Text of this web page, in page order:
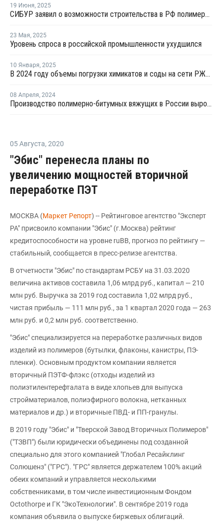
19 Июня, 2025
СИБУР заявил о возможности строительства в РФ полимерных частных домов
23 Мая, 2025
Уровень спроса в российской промышленности ухудшился
10 Января, 2025
В 2024 году объемы погрузки химикатов и соды на сети РЖД снизились на 2,6%
08 Апреля, 2024
Производство полимерно-битумных вяжущих в России выросло на 15% за 2023 год
05 Августа, 2020
"Эбис" перенесла планы по
увеличению мощностей вторичной
переработке ПЭТ
МОСКВА (Маркет Репорт) -- Рейтинговое агентство "Эксперт
РА" присвоило компании "Эбис" (г.Москва) рейтинг
кредитоспособности на уровне ruBB, прогноз по рейтингу —
стабильный, сообщается в пресс-релизе агентства.
В отчетности "Эбис" по стандартам РСБУ на 31.03.2020
величина активов составила 1,06 млрд руб., капитал — 210
млн руб. Выручка за 2019 год составила 1,02 млрд руб.,
чистая прибыль — 111 млн руб., за 1 квартал 2020 года — 263
млн руб. и 0,2 млн руб. соответственно.
"Эбис" специализируется на переработке различных видов
изделий из полимеров (бутылки, флаконы, канистры, ПЭ-
пленки). Основным продуктом компании является
вторичный ПЭТФ-флэкс (отходы изделий из
полиэтилентерефталата в виде хлопьев для выпуска
стройматериалов, полиэфирного волокна, нетканных
материалов и др.) и вторичные ПВД- и ПП-гранулы.
В 2019 году "Эбис" и "Тверской Завод Вторичных Полимеров"
("ТЗВП") были юридически объединены под созданной
специально для этого компанией "Глобал Ресайклинг
Солюшенз" ("ГРС"). "ГРС" является держателем 100% акций
обеих компаний и управляется несколькими
собственниками, в том числе инвестиционным Фондом
Octothorpe и ГК "ЭкоТехнологии". В сентябре 2019 года
компания объявила о выпуске биржевых облигаций.